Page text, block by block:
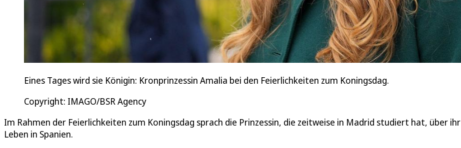
Eines Tages wird sie Königin: Kronprinzessin Amalia bei den Feierlichkeiten zum Koningsdag.
Copyright: IMAGO/BSR Agency
Im Rahmen der Feierlichkeiten zum Koningsdag sprach die Prinzessin, die zeitweise in Madrid studiert hat, über ihr
Leben in Spanien.